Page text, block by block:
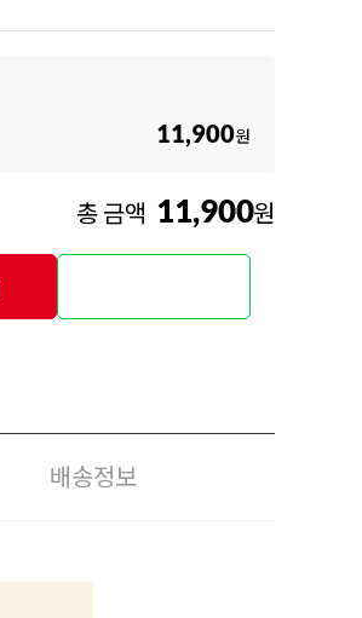
11,900원
총 금액 11,900원
배송정보